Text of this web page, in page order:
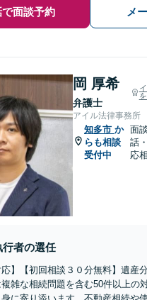
で面談予約 メ
岡 厚希
弁護士
アイル法律事務所
知多市 か
らも相談
受付中
面
話
応
行者の選任
応】【初回相談３０分無料】遺産
雑な相続問題を含む50件以上の